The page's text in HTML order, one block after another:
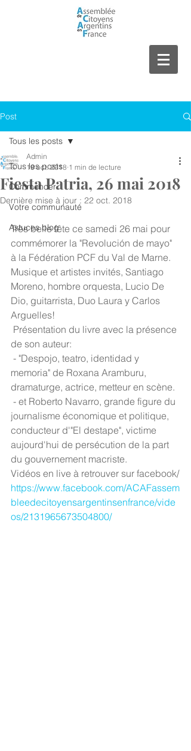
Post
Tous les posts
Commencer
Votre communauté
Astuces blog
Tous les posts
Fiesta Patria, 26 mai 2018
Admin
19 oct. 2018 1 min de lecture
Dernière mise à jour : 22 oct. 2018
Très belle fête ce samedi 26 mai pour
commémorer la "Revolución de mayo"
à la Fédération PCF du Val de Marne.
Musique et artistes invités, Santiago
Moreno, hombre orquesta, Lucio De
Dio, guitarrista, Duo Laura y Carlos
Arguelles!
de son auteur:
memoria" de Roxana Aramburu,
dramaturge, actrice, metteur en scène.
journalisme économique et politique,
conducteur d'"El destape", victime
aujourd'hui de persécution de la part
du gouvernement macriste.
Vidéos en live à retrouver sur facebook/
https://www.facebook.com/ACAFassem
bleedecitoyensargentinsenfrance/vide
os/2131965673504800/